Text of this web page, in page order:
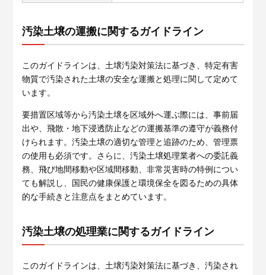
汚染土壌の運搬に関するガイドライン
このガイドラインは、土壌汚染対策法に基づき、特定有害
物質で汚染された土壌の安全な運搬と処理に関して定めて
います。
要措置区域等から汚染土壌を区域外へ運ぶ際には、事前届
出や、飛散・地下浸透防止などの運搬基準の遵守が義務付
けられます。汚染土壌の適切な管理と追跡のため、管理票
の使用も必須です。さらに、汚染土壌処理業者への委託義
務、飛び地間移動や区域間移動、非常災害時の特例につい
ても解説し、国民の健康保護と環境保全を図るための具体
的な手続きと注意点をまとめています。
汚染土壌の処理業に関するガイドライン
このガイドラインは、土壌汚染対策法に基づき、汚染され